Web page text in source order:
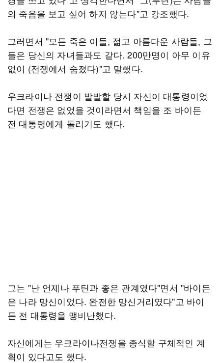
의 죽음을 보고 싶어 하지 않는다"고 강조했다.
그러면서 "모든 죽은 이들, 젊고 아름다운 사람들, 그
들은 당신의 자녀들과도 같다. 200만명이 아무 이유
없이 (전쟁에서 숨졌다)"고 말했다.
우크라이나 전쟁이 발발할 당시 자신이 대통령이었
다면 전쟁은 없었을 것이라면서 책임을 조 바이든
전 대통령에게 돌리기도 했다.
그는 "난 언제나 푸틴과 좋은 관계였다"면서 "바이든
은 나라 망신이었다. 완전한 망신거리였다"고 바이
든 전 대통령을 맹비난했다.
자신에게는 우크라이나전쟁을 종식할 구체적인 계
획이 있다고도 했다.